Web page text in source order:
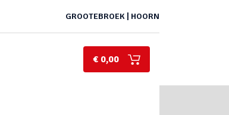
GROOTEBROEK | HOORN
€ 0,00